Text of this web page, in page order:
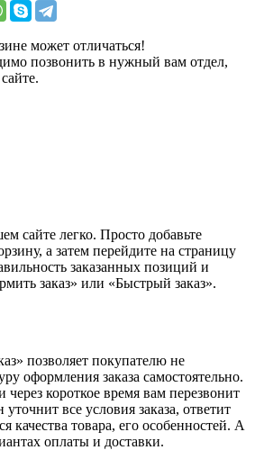
может отличаться!
позвонить в нужный вам отдел,
сайте легко. Просто добавьте
а затем перейдите на страницу
заказанных позиций и
заказ» или «Быстрый заказ».
позволяет покупателю не
оформления заказа самостоятельно.
короткое время вам перезвонит
все условия заказа, ответит
качества товара, его особенностей. А
оплаты и доставки.